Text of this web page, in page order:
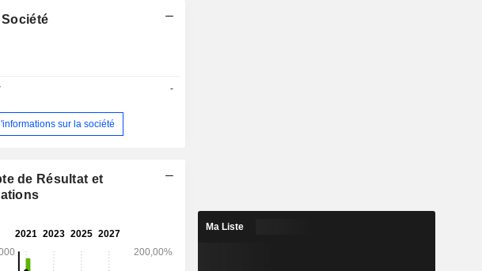
-
sur la société
de Résultat et
Ma Liste